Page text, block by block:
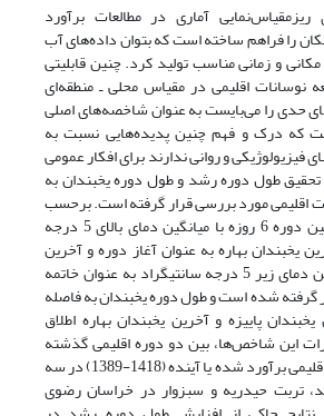
آماری در مطالعات برآورد
را فراهم ساخته است که بتوان داده‌های آب
و زمانی مناسب تولید کرد. چنین قابلیتی
نوسانات اقلیمی در مقیاس محلی ـ منطقه‌ای
حدی را می‌بایست به عنوان شاخصه‌های اصلی
که درک و فهم چنین پدیده‌هایی نسبت به
فیزیولوژیکی و روانی ندارند برای افکار عمومی
طول دوره رشد و طول دوره یخبندان به
اقلیمی مورد بررسی قرار گرفته است. برحسب
تعریف ارائه شده، اولین دوره 6 روزه با میانگین دمای بالای 5 درجه
یخبندان بهاره به عنوان آغاز دوره و آخرین
دوره 6 روزه با میانگین دمای زیر 5 درجه سانتیگراد به عنوان خاتمه
شده است و طول دوره یخبندان به فاصله
پاییزه و آخرین یخبندان بهاره اطلاق
این شاخص‌ها، بین دو دوره اقلیمی گذشته
(1384-1355) و دوره اقلیمی برآورد شده یا آینده (1418-1389) در سه
تربت حیدریه و سبزوار در خراسان رضوی